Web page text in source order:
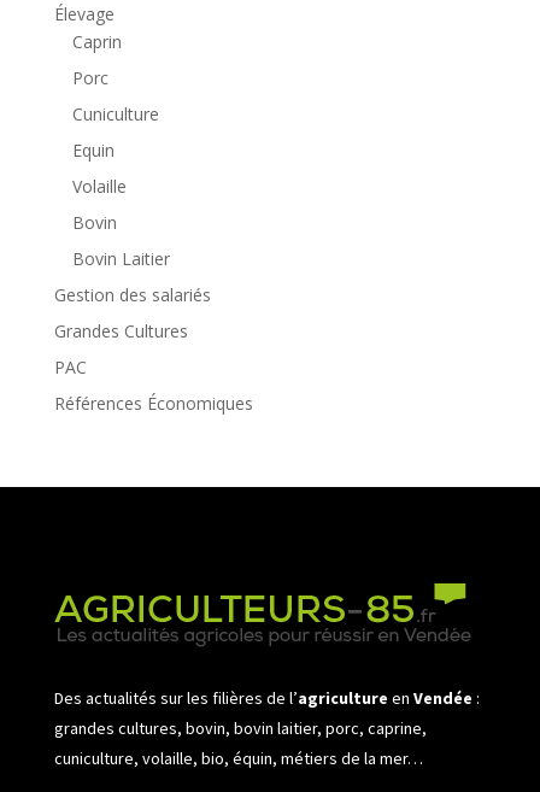
Élevage
Caprin
Porc
Cuniculture
Equin
Volaille
Bovin
Bovin Laitier
Gestion des salariés
Grandes Cultures
PAC
Références Économiques
Des actualités sur les filières de l’agriculture en Vendée :
grandes cultures, bovin, bovin laitier, porc, caprine,
cuniculture, volaille, bio, équin, métiers de la mer…